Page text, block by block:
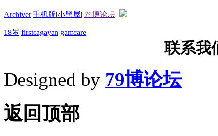
Archiver|手机版|小黑屋| 79博论坛
18岁 firstcagayan gamcare
联系我
Designed by 79博论坛
返回顶部